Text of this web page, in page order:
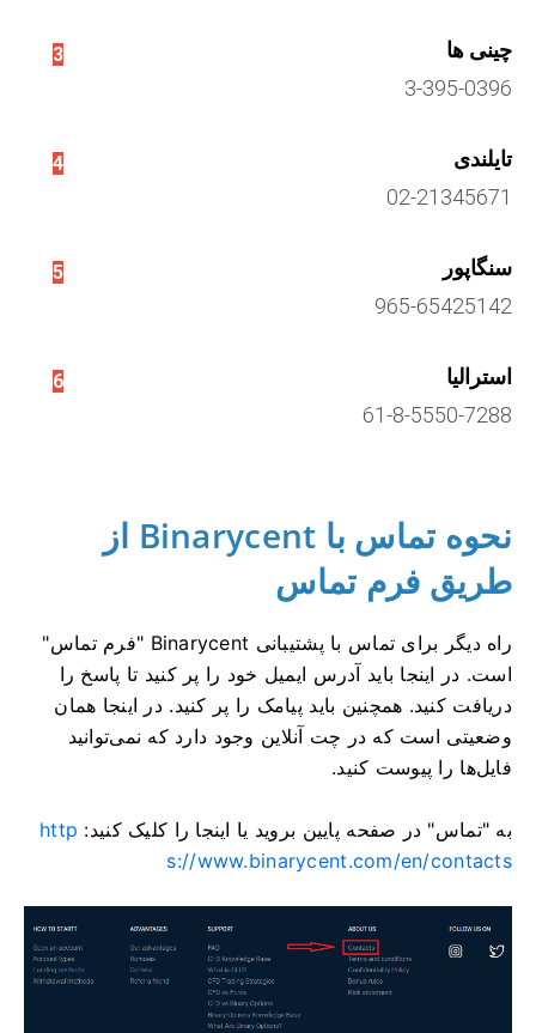
3
چینی ها
3-395-0396
4
تایلندی
02-21345671
5
سنگاپور
965-65425142
6
استرالیا
61-8-5550-7288
نحوه تماس با Binarycent از
طریق فرم تماس
راه دیگر برای تماس با پشتیبانی Binarycent "فرم تماس"
است. در اینجا باید آدرس ایمیل خود را پر کنید تا پاسخ را
دریافت کنید. همچنین باید پیامک را پر کنید.در اینجا همان
وضعیتی است که در چت آنلاین وجود دارد که نمی‌توانید
فایل‌ها را پیوست کنید.
به "تماس" در صفحه پایین بروید یا اینجا را کلیک کنید: http
s://www.binarycent.com/en/contacts